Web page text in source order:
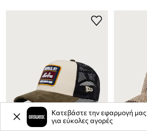
Κατεβάστε την εφαρμογή μας
για εύκολες αγορές